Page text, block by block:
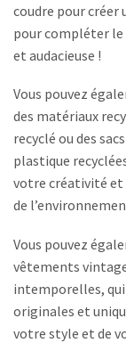
coudre pour créer
pour compléter le
et audacieuse !
Vous pouvez
des matériaux
recyclé ou des
plastique
votre créativité et
de
Vous pouvez
vêtements
intemporelles,
originales et
votre style et de